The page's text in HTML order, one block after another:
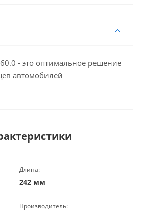
- это оптимальное решение
автомобилей
Длина:
242 мм
Производитель: